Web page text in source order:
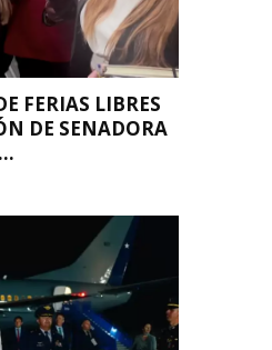
FERIAS LIBRES
DE SENADORA